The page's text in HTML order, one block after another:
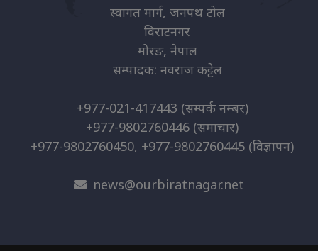
स्वागत मार्ग, जनपथ टोल
विराटनगर
मोरङ, नेपाल
सम्पादक: नवराज कट्टेल
+977-021-417443 (सम्पर्क नम्बर)
+977-9802760446 (समाचार)
+977-9802760450, +977-9802760445 (विज्ञापन)
news@ourbiratnagar.net